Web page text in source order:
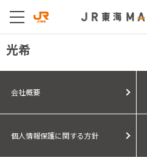
光希
会社概要
個人情報保護に関する方針